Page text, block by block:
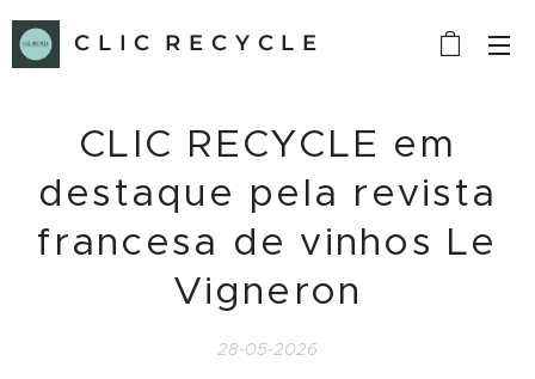
C L I C R E C Y C L E
CLIC RECYCLE em
destaque pela revista
francesa de vinhos Le
Vigneron
28-05-2026